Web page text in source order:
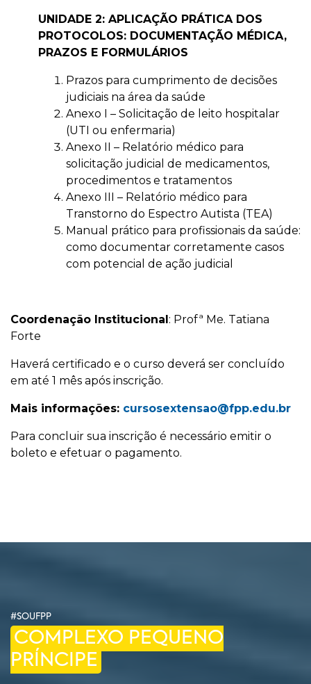
UNIDADE 2: APLICAÇÃO PRÁTICA DOS
PROTOCOLOS: DOCUMENTAÇÃO MÉDICA,
PRAZOS E FORMULÁRIOS
Prazos para cumprimento de decisões
judiciais na área da saúde
Anexo I – Solicitação de leito hospitalar
(UTI ou enfermaria)
Anexo II – Relatório médico para
solicitação judicial de medicamentos,
procedimentos e tratamentos
Anexo III – Relatório médico para
Transtorno do Espectro Autista (TEA)
Manual prático para profissionais da saúde:
como documentar corretamente casos
com potencial de ação judicial
Coordenação Institucional: Profª Me. Tatiana
Forte
Haverá certificado e o curso deverá ser concluído
em até 1 mês após inscrição.
Mais informações: cursosextensao@fpp.edu.br
Para concluir sua inscrição é necessário emitir o
boleto e efetuar o pagamento.
#SOUFPP
COMPLEXO PEQUENO
PRÍNCIPE